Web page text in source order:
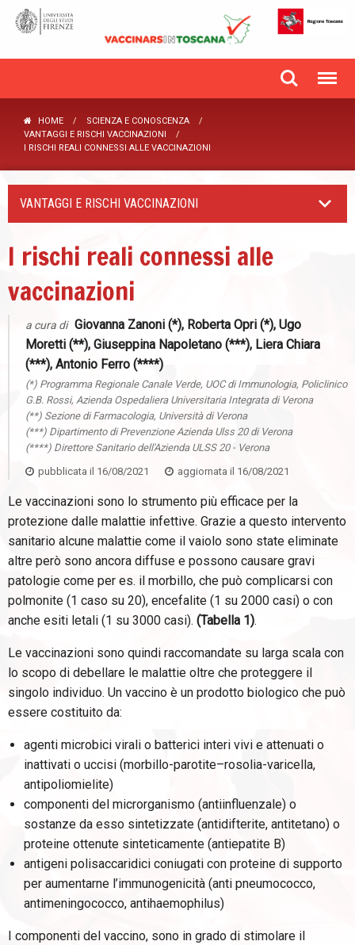
HOME
SCIENZA E CONOSCENZA
VANTAGGI E RISCHI VACCINAZIONI
I RISCHI REALI CONNESSI ALLE VACCINAZIONI
VANTAGGI E RISCHI VACCINAZIONI
I rischi reali connessi alle
vaccinazioni
a cura di Giovanna Zanoni (*), Roberta Opri (*), Ugo
Moretti (**), Giuseppina Napoletano (***), Liera Chiara
(***), Antonio Ferro (****)
(*) Programma Regionale Canale Verde, UOC di Immunologia, Policlinico
G.B. Rossi, Azienda Ospedaliera Universitaria Integrata di Verona
(**) Sezione di Farmacologia, Università di Verona
(***) Dipartimento di Prevenzione Azienda Ulss 20 di Verona
(****) Direttore Sanitario dell'Azienda ULSS 20 - Verona
pubblicata il 16/08/2021 aggiornata il 16/08/2021
Le vaccinazioni sono lo strumento più efficace per la
protezione dalle malattie infettive. Grazie a questo intervento
sanitario alcune malattie come il vaiolo sono state eliminate
altre però sono ancora diffuse e possono causare gravi
patologie come per es. il morbillo, che può complicarsi con
polmonite (1 caso su 20), encefalite (1 su 2000 casi) o con
anche esiti letali (1 su 3000 casi). (Tabella 1).
Le vaccinazioni sono quindi raccomandate su larga scala con
lo scopo di debellare le malattie oltre che proteggere il
singolo individuo. Un vaccino è un prodotto biologico che può
essere costituito da:
agenti microbici virali o batterici interi vivi e attenuati o
inattivati o uccisi (morbillo-parotite–rosolia-varicella,
antipoliomielite)
componenti del microrganismo (antiinfluenzale) o
sostanze da esso sintetizzate (antidifterite, antitetano) o
proteine ottenute sinteticamente (antiepatite B)
antigeni polisaccaridici coniugati con proteine di supporto
per aumentarne l’immunogenicità (anti pneumococco,
antimeningococco, antihaemophilus)
I componenti del vaccino, sono in grado di stimolare il